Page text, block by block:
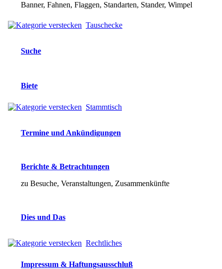
Banner, Fahnen, Flaggen, Standarten, Stander, Wimpel
Tauschecke
Suche
Biete
Stammtisch
Termine und Ankündigungen
Berichte & Betrachtungen
zu Besuche, Veranstaltungen, Zusammenkünfte
Dies und Das
Rechtliches
Impressum & Haftungsausschluß